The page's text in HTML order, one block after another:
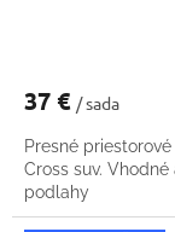
37 € / sada
Presné
Cross suv.
podlahy